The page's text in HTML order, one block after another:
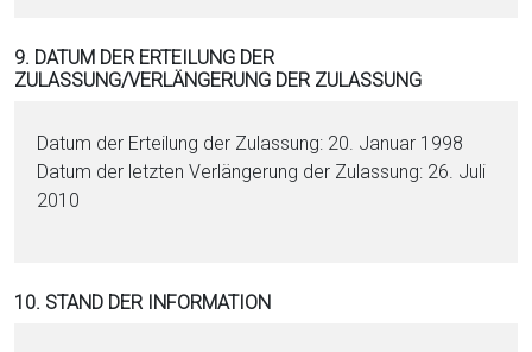
9. DATUM DER ERTEILUNG DER
ZULASSUNG/VERLÄNGERUNG DER ZULASSUNG
Datum der Erteilung der Zulassung: 20. Januar 1998
Datum der letzten Verlängerung der Zulassung: 26. Juli
2010
10. STAND DER INFORMATION